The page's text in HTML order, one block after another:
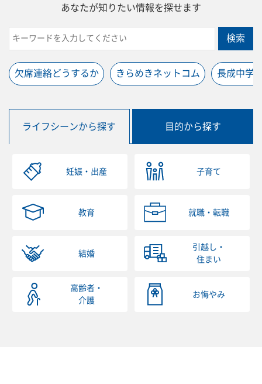
あなたが知りたい情報を探せます
検索
欠席連絡どうするか きらめきネットコム 長成中学
ライフシーンから探す 目的から探す
妊娠・出産 子育て
教育 就職・転職
結婚
引越し・
住まい
高齢者・
介護
お悔やみ